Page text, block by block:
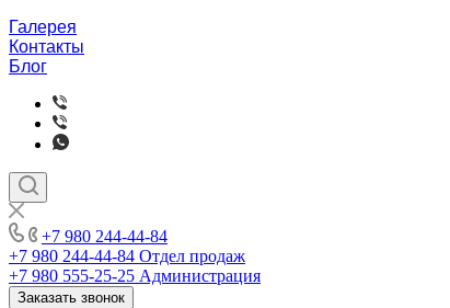
Галерея
Контакты
Блог
+7 980 244-44-84
+7 980 244-44-84 Отдел продаж
+7 980 555-25-25 Администрация
Заказать звонок